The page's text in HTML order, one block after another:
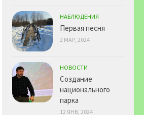
НАБЛЮДЕНИЯ
Первая песня
2 МАР, 2024
НОВОСТИ
Создание
национального
парка
12 ЯНВ, 2024